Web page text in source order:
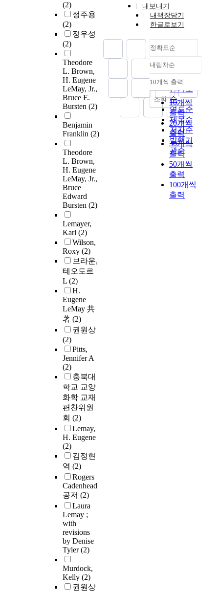
(2)
정주용
(2)
정우성
(2)
Theodore
L. Brown,
H. Eugene
LeMay, Jr.,
Bruce E.
Bursten (2)
Benjamin
Franklin (2)
Theodore
L. Brown,
H. Eugene
LeMay, Jr.,
Bruce
Edward
Bursten (2)
Lemayer,
Karl (2)
Wilson,
Roxy (2)
브라운,
테오도르
L (2)
H.
Eugene
LeMay 共
著 (2)
권원상
(2)
Pitts,
Jennifer A
(2)
충북대
학교 교양
화학 교재
편찬위원
회 (2)
Lemay,
H. Eugene
(2)
김정현
역 (2)
Rogers
Cadenhead
공저 (2)
Laura
Lemay ;
with
revisions
by Denise
Tyler(2)
Murdock,
Kelly (2)
권원상
내보내기
내책장담기
한글로보기
정확도순
정확도
순
인기도
순
연도순
제목순
저자순
발행기
관순
내림차순
내림차순
10개씩 출력
10개씩
출력
20개씩
출력
30개씩
출력
50개씩
출력
100개씩
출력
조회